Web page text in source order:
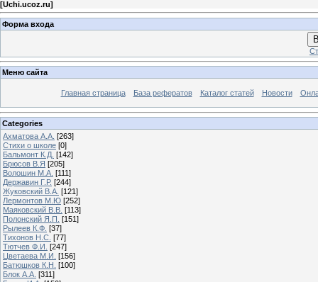
[Uchi.ucoz.ru]
Форма входа
Меню сайта
Главная страница База рефератов Каталог статей Новости
Categories
Ахматова А.А. [263]
Стихи о школе [0]
Бальмонт К.Д. [142]
Брюсов В.Я [205]
Волошин М.А. [111]
Державин Г.Р. [244]
Жуковский В.А. [121]
Лермонтов М.Ю [252]
Маяковский В.В. [113]
Полонский Я.П. [151]
Рылеев К.Ф. [37]
Тихонов Н.С. [77]
Тютчев Ф.И. [247]
Цветаева М.И. [156]
Батюшков К.Н. [100]
Блок А.А. [311]